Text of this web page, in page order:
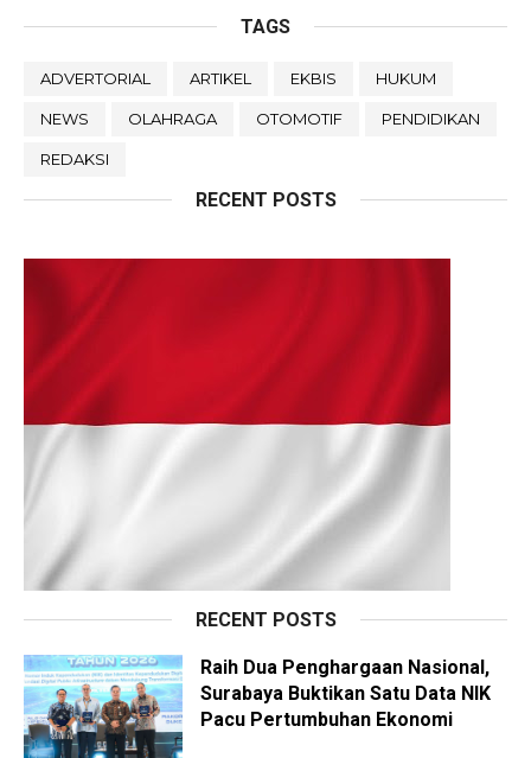
TAGS
ADVERTORIAL ARTIKEL EKBIS HUKUM
NEWS OLAHRAGA OTOMOTIF PENDIDIKAN
REDAKSI
RECENT POSTS
RECENT POSTS
Raih Dua Penghargaan Nasional,
Surabaya Buktikan Satu Data NIK
Pacu Pertumbuhan Ekonomi